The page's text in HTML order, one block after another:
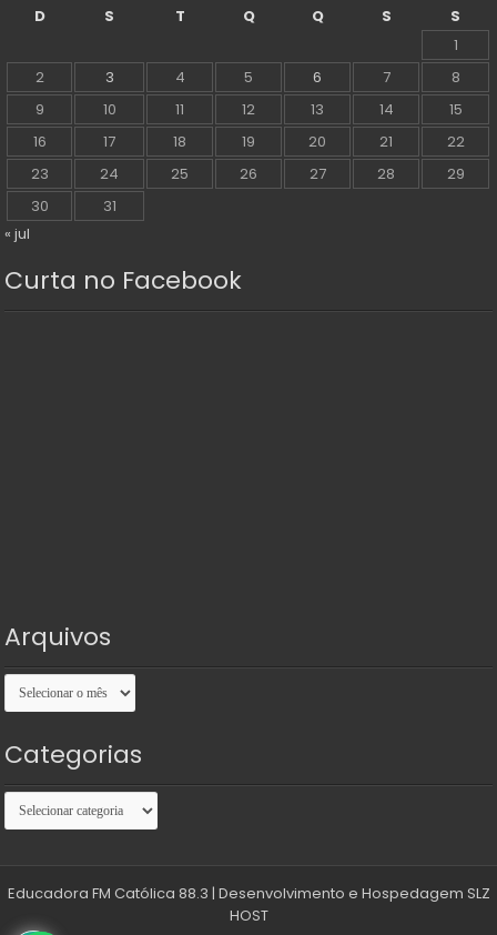
D
S T Q Q S
S
1
2
3 4 5 6 7
8
9
10 11 12 13 14
15
16
17 18 19 20 21
22
23
24 25 26 27 28
29
30
31
« jul
Curta no Facebook
Arquivos
Arquivos
Categorias
Categorias
Educadora FM Católica 88.3 | Desenvolvimento e Hospedagem SLZ
HOST